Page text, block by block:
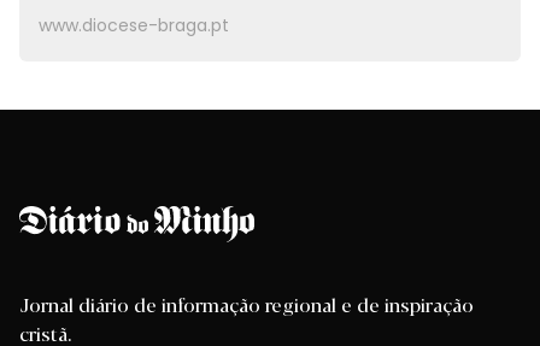
www.diocese-braga.pt
Jornal diário de informação regional e de inspiração
cristã.